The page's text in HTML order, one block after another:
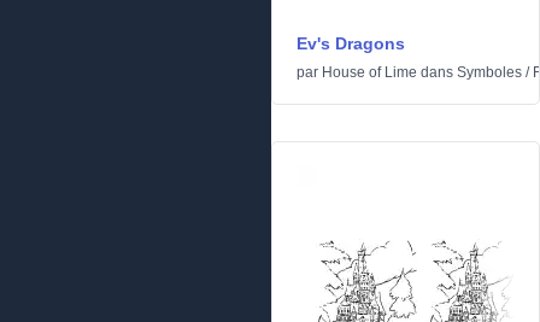
Ev's Dragons
par House of Lime dans Symboles /